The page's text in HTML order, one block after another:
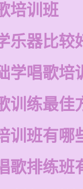
培训班
乐器比较
学唱歌培
训练最佳
训班有哪
歌排练班